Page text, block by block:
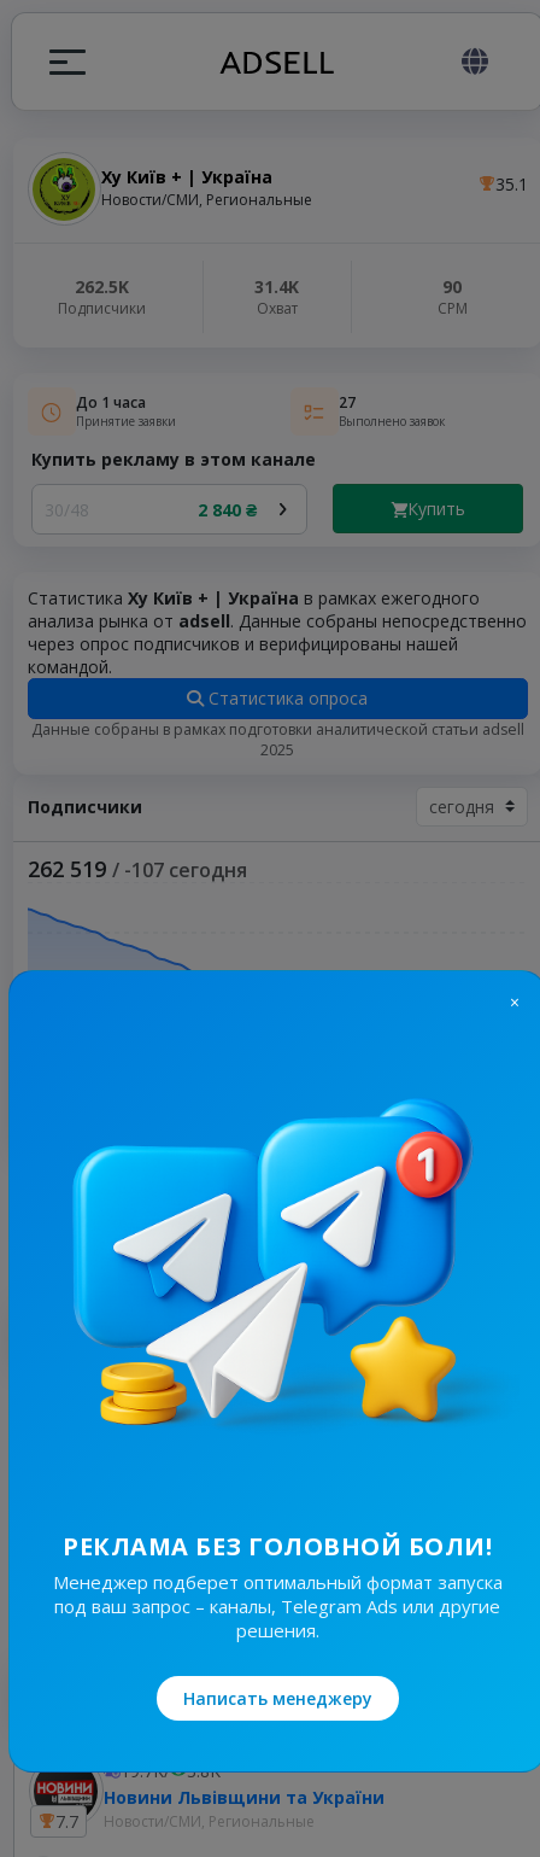
Ху Київ + | Україна
Новости/СМИ, Региональные
35.1
262.5K
Подписчики
31.4K
Охват
90
СРМ
До 1 часа
Принятие заявки
27
Выполнено заявок
Купить рекламу в этом канале
30/48 2 840 ₴ Купить
Статистика Ху Київ + | Україна в рамках ежегодного
анализа рынка от adsell. Данные собраны непосредственно
через опрос подписчиков и верифицированы нашей
командой.
Статистика опроса
Данные собраны в рамках подготовки аналитической статьи adsell
2025
Подписчики
262 519 / -107 сегодня
Больше статистики
С этим каналом часто покупают
288.9K/
55.9K
30/24 5 030 ₴
Лучшие по теме
7.7
19.7K/
3.8K
Новини Львівщини та України
Новости/СМИ, Региональные
×
РЕКЛАМА БЕЗ ГОЛОВНОЙ БОЛИ!
Менеджер подберет оптимальный формат запуска
под ваш запрос – каналы, Telegram Ads или другие
решения.
Написать менеджеру